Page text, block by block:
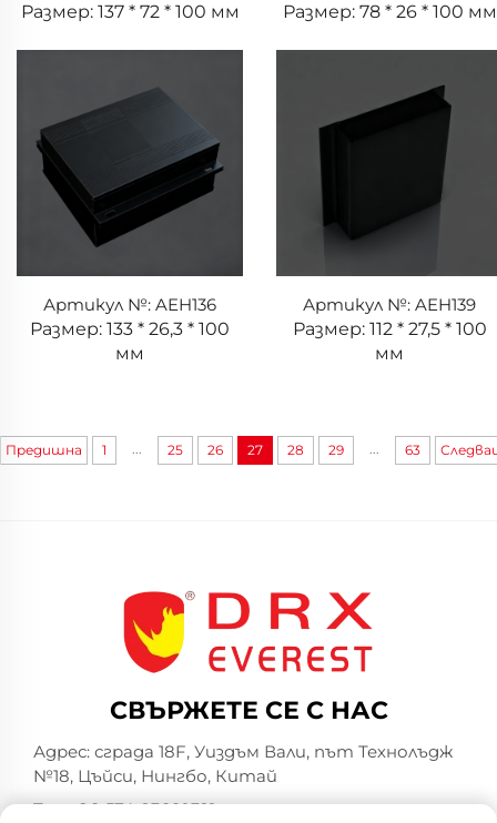
Размер: 137 * 72 * 100 мм
Размер: 78 * 26 * 100 мм
Артикул №: AEH136
Размер: 133 * 26,3 * 100
мм
Артикул №: AEH139
Размер: 112 * 27,5 * 100
мм
Предишна 1 ... 25 26 27 28 29 ... 63
СВЪРЖЕТЕ СЕ С НАС
Адрес: сграда 18F, Уиздъм Вали, път Технолъдж
№18, Цъйси, Нингбо, Китай
Тел.:+86-574-23660321